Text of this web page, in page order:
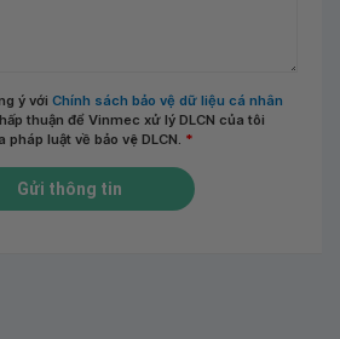
ý với Chính sách bảo vệ dữ liệu cá nhân
thuận để Vinmec xử lý DLCN của tôi
pháp luật về bảo vệ DLCN. *
Gửi thông tin